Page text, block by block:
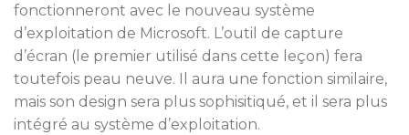
fonctionneront avec le nouveau système
d’exploitation de Microsoft. L’outil de capture
d’écran (le premier utilisé dans cette leçon) fera
toutefois peau neuve. Il aura une fonction similaire,
mais son design sera plus sophisitiqué, et il sera plus
intégré au système d’exploitation.